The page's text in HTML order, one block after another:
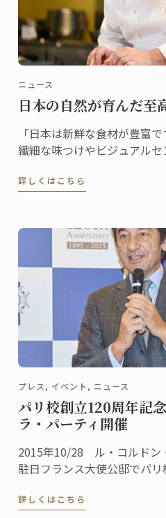
ニュース
日本の自然が育んだ至
「日本は新鮮な食材が豊富
繊細な味つけやビジュアル
選んだのは、日本でほれ込ん
詳しくはこちら
プレス, イベント, ニュース
パリ校創立120周年記
ラ・パーティ開催
2015年10/28 ル・コルドン
駐日フランス大使公邸でパ
詳しくはこちら